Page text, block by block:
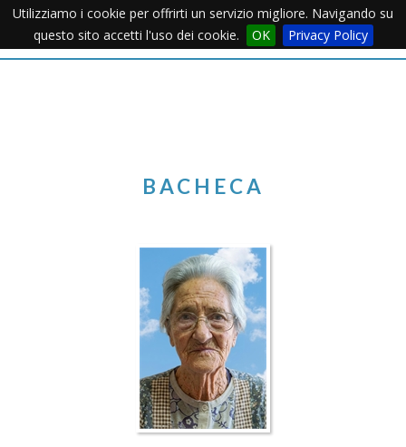
Utilizziamo i cookie per offrirti un servizio migliore. Navigando su
questo sito accetti l'uso dei cookie.
OK Privacy PolicyMenu
BACHECA